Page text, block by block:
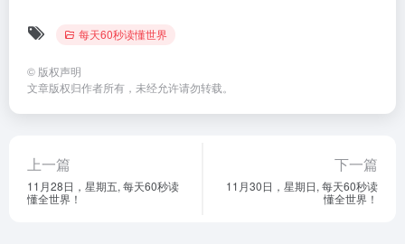
每天60秒读懂世界
© 版权声明
文章版权归作者所有，未经允许请勿转载。
上一篇
11月28日，星期五, 每天60秒读
懂全世界！
下一篇
11月30日，星期日, 每天60秒读
懂全世界！